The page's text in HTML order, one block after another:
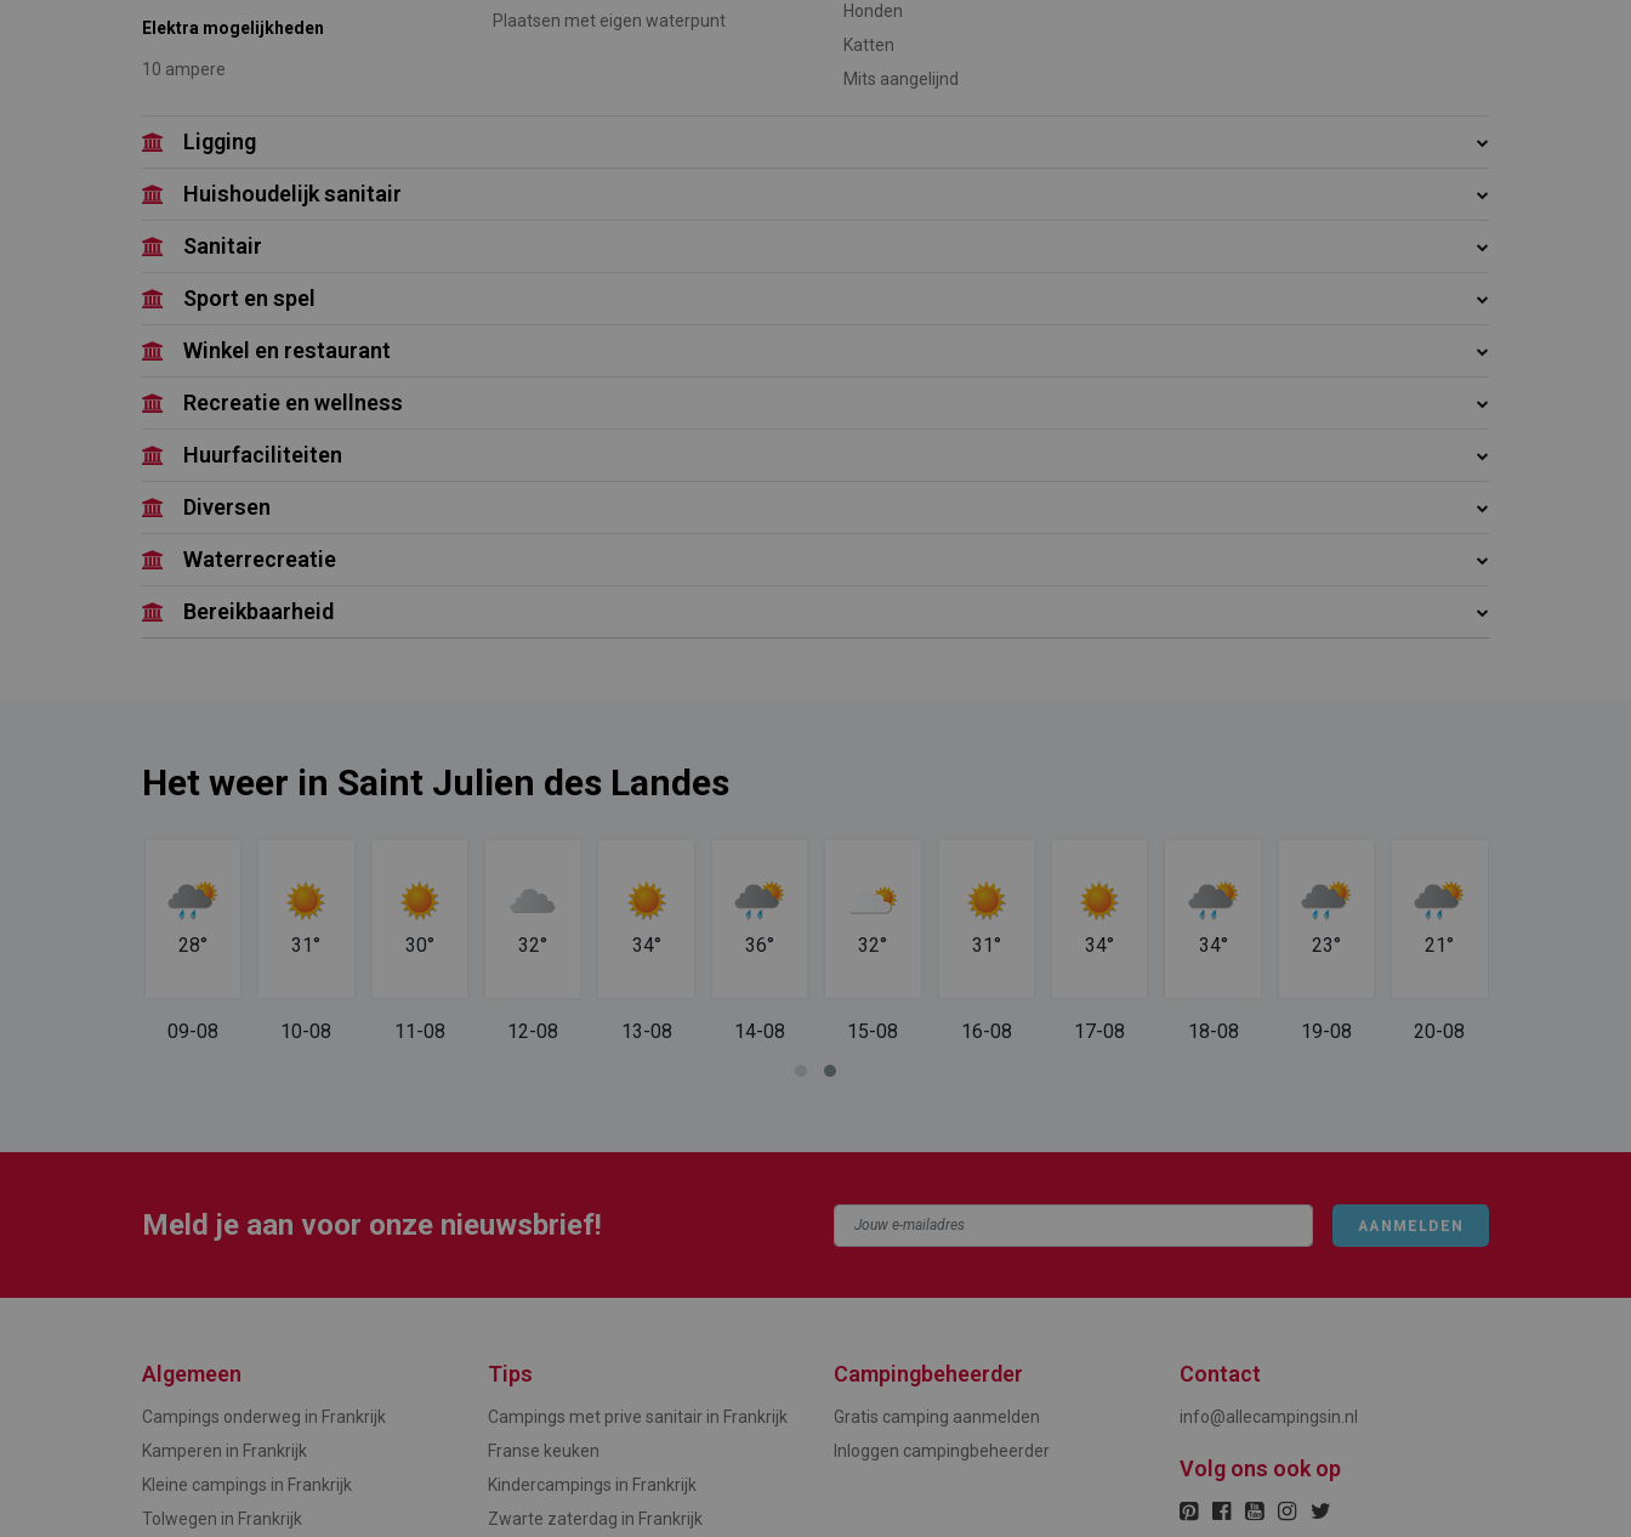
Elektra mogelijkheden
10 ampere
Plaatsen met eigen waterpunt
Honden
Katten
Mits aangelijnd
Ligging
Huishoudelijk sanitair
Sanitair
Sport en spel
Winkel en restaurant
Recreatie en wellness
Huurfaciliteiten
Diversen
Waterrecreatie
Bereikbaarheid
Het weer in Saint Julien des Landes
28°
09-08
31°
10-08
30°
11-08
32°
12-08
34°
13-08
36°
14-08
32°
15-08
31°
16-08
34°
17-08
34°
18-08
23°
19-08
21°
20-08
Meld je aan voor onze nieuwsbrief! AANMELDEN
Algemeen
Campings onderweg in Frankrijk
Kamperen in Frankrijk
Kleine campings in Frankrijk
Tolwegen in Frankrijk
Tips
Campings met prive sanitair in Frankrijk
Franse keuken
Kindercampings in Frankrijk
Zwarte zaterdag in Frankrijk
Campingbeheerder
Gratis camping aanmelden
Inloggen campingbeheerder
Contact
info@allecampingsin.nl
Volg ons ook op